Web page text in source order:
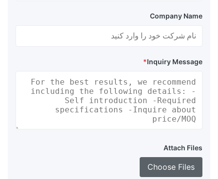
Company Name
Inquiry Message
*
Attach Files
Choose Files